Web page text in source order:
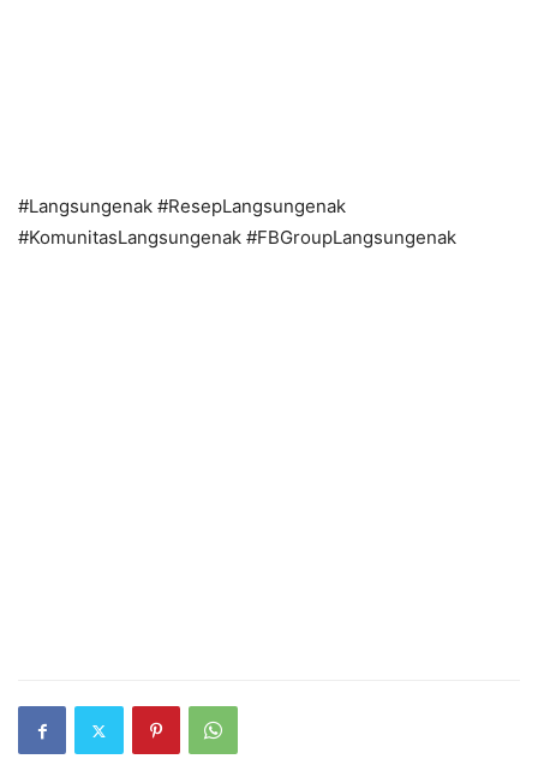
#Langsungenak #ResepLangsungenak
#KomunitasLangsungenak #FBGroupLangsungenak